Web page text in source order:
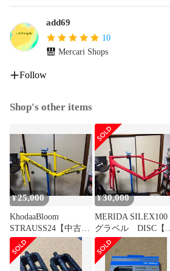
add69
10
Mercari Shops
Follow
Shop's other items
¥25,000
KhodaaBloom
STRAUSS24【中古】
ジュニア イエロー
¥30,000
MERIDA SILEX100
グラベル DISC【中
古】フレームセット